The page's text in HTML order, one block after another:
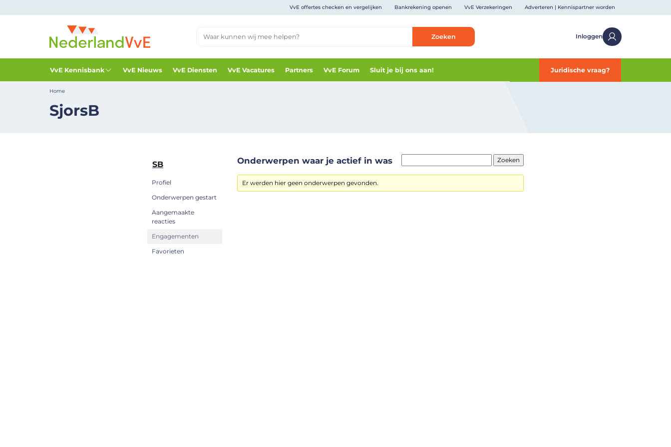
VvE offertes checken en vergelijken Bankrekening openen VvE Verzekeringen Adverteren | Kennispartner worden
Zoeken Inloggen
VvE Kennisbank VvE Nieuws VvE Diensten VvE Vacatures Partners VvE Forum Sluit je bij ons aan! Juridische vraag?
Home
SjorsB
SB
Profiel
Onderwerpen gestart
Aangemaakte
reacties
Engagementen
Favorieten
Onderwerpen waar je actief in was
Er werden hier geen onderwerpen gevonden.